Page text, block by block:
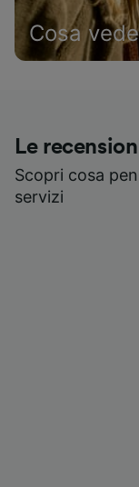
Cosa
Le
Scopri cosa
servizi